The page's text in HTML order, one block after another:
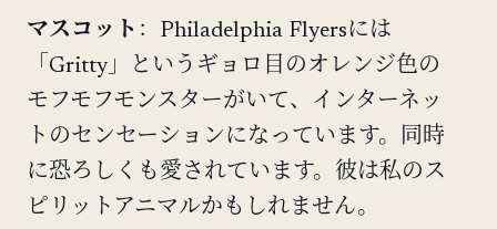
マスコット ：Philadelphia Flyersには
「Gritty」というギョロ目のオレンジ色の
モフモフモンスターがいて、インターネッ
トのセンセーションになっています。同時
に恐ろしくも愛されています。彼は私のス
ピリットアニマルかもしれません。